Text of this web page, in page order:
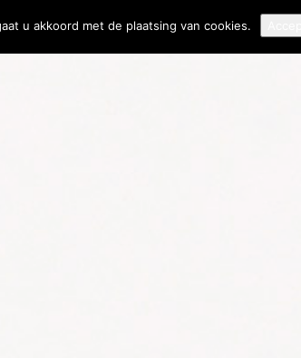
u akkoord met de plaatsing van cookies.